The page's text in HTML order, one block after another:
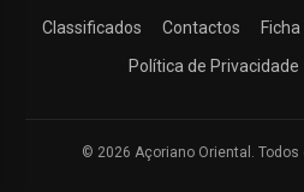
Classificados
Contactos
Política de Privacidade
© 2026 Açoriano Oriental. Todos